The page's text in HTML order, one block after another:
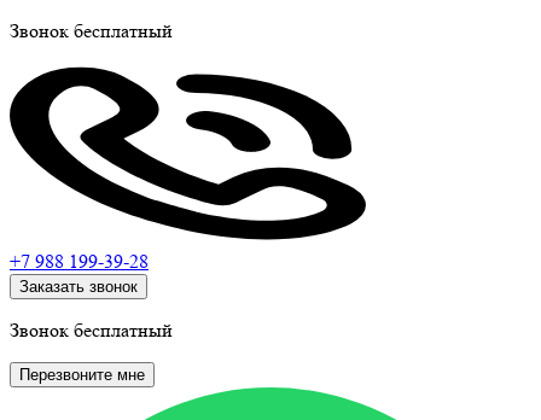
Звонок бесплатный
+7 988 199-39-28
Заказать звонок
Звонок бесплатный
Перезвоните мне